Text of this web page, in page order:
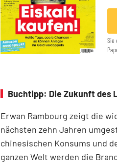
Sie
Buchtipp: Die Zukunft des
Erwan Rambourg zeigt die
nächsten zehn Jahren
chinesischen Konsums und
ganzen Welt werden die